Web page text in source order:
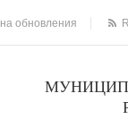
обновления